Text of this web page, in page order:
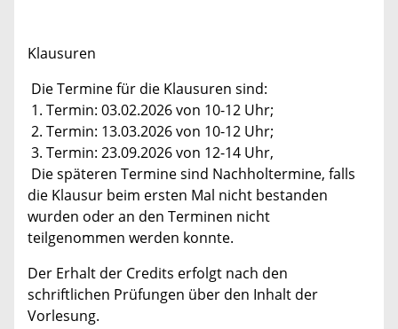
Klausuren
Die Termine für die Klausuren sind:
1. Termin: 03.02.2026 von 10-12 Uhr;
2. Termin: 13.03.2026 von 10-12 Uhr;
3. Termin: 23.09.2026 von 12-14 Uhr,
Die späteren Termine sind Nachholtermine, falls
die Klausur beim ersten Mal nicht bestanden
wurden oder an den Terminen nicht
teilgenommen werden konnte.
Der Erhalt der Credits erfolgt nach den
schriftlichen Prüfungen über den Inhalt der
Vorlesung.